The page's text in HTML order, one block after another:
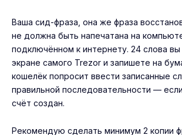
Ваша сид-фраза, она же фраза
не должна быть напечатана на
подключённом к интернету. 24 слова вы
экране самого Trezor и запишете на
кошелёк попросит ввести записанные
правильной последовательности —
счёт создан.
Рекомендую сделать минимум 2 копии